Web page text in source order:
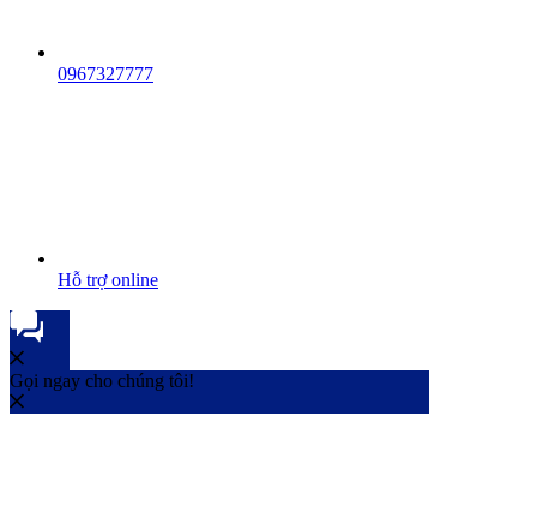
0967327777
Hỗ trợ online
Gọi ngay cho chúng tôi!